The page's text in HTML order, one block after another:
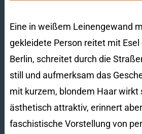
Eine in weißem Leinengewand
gekleidete Person reitet mit
Berlin, schreitet durch die
still und aufmerksam das
mit kurzem, blondem Haar wirkt
ästhetisch attraktiv, erinnert
faschistische Vorstellung von